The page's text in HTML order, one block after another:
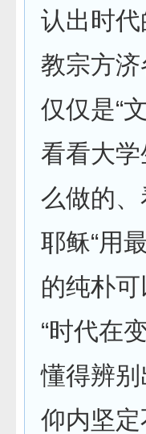
认出时
教宗方
仅仅是“
看看大
么做的
耶稣“用
的纯朴可
“时代在
懂得辨
仰内坚